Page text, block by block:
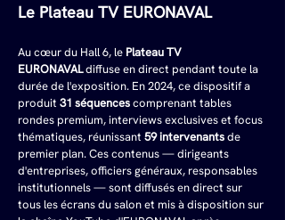
Le Plateau TV EURONAVAL
Au cœur du Hall 6, le Plateau TV
EURONAVAL diffuse en direct pendant toute la
durée de l'exposition. En 2024, ce dispositif a
produit 31 séquences comprenant tables
rondes premium, interviews exclusives et focus
thématiques, réunissant 59 intervenants de
premier plan. Ces contenus — dirigeants
d'entreprises, officiers généraux, responsables
institutionnels — sont diffusés en direct sur
tous les écrans du salon et mis à disposition sur